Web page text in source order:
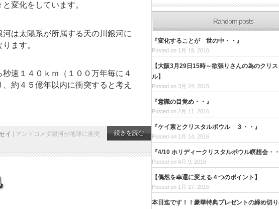
変化をしています。
は太陽系が所属する天の川銀河に
ます。
速１４０ｋｍ（１００万年毎に４
約４５億年以内に衝突すると考え
イ
アンドロメダ銀河が地球に衝突
続きを読む
Random posts
『変化することが 世の中・・』
Posted on 1月 19, 2016
【大阪3月29日15時～欲張りさんの為のクリ
ル】
Posted on 3月 24, 2015
『意識の目覚め・・』
Posted on 2月 11, 2016
『ケイ素とクリスタルボウル ３・・』
Posted on 1月 14, 2016
『4/10 ホリディークリスタルボウル瞑想会・・
Posted on 4月 9, 2016
【偶然を幸運に変える４つのポイント】
Posted on 1月 27, 2015
本日迄です！！豪華特典プレゼントの締め切